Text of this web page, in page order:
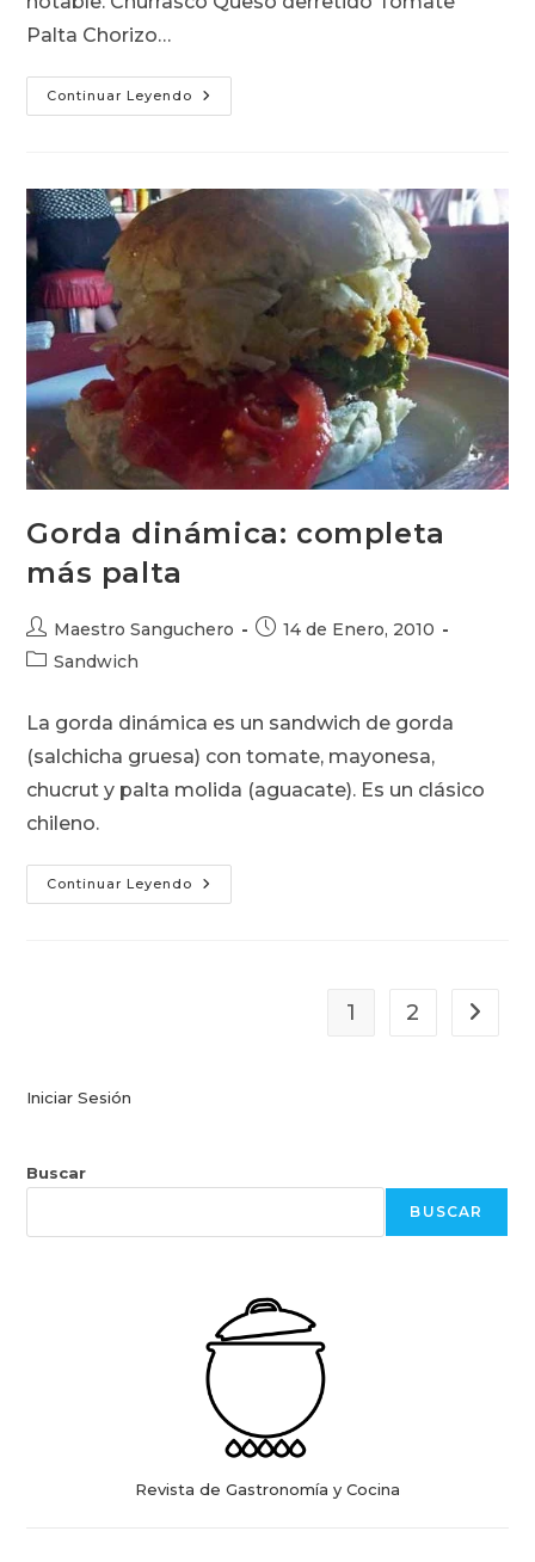
Palta Chorizo…
Continuar Leyendo Barros
Luco
Gorda dinámica: completa
más palta
Autor
de
Maestro Sanguchero
Publicación
14 de Enero, 2010
Categoría
entrada:
Sandwich
La gorda dinámica es un sandwich de gorda
(salchicha gruesa) con tomate, mayonesa,
chucrut y palta molida (aguacate). Es un clásico
chileno.
Continuar Leyendo Gorda
Dinámica:
1 2 Ir a la
Iniciar Sesión
Buscar
BUSCAR
Revista de Gastronomía y Cocina